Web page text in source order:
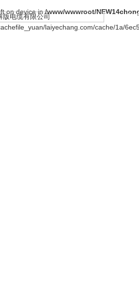
on device in/www/wwwroot/
laiyechang.com/cache/1a/
首页 关